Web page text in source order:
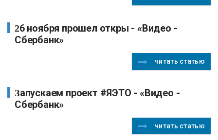
26 ноября прошел откры - «Видео -
Сбербанк»
читать статью
Запускаем проект #ЯЭТО - «Видео -
Сбербанк»
читать статью